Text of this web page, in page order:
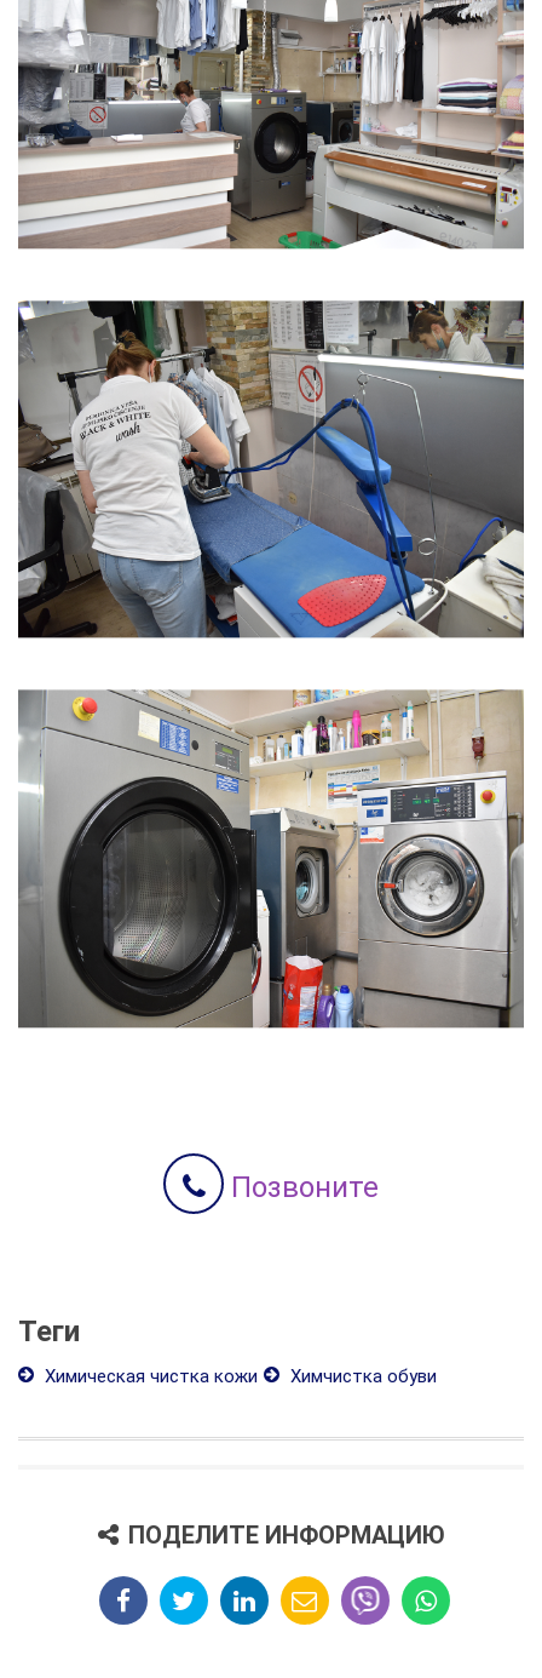
Позвоните
Теги
Химическая чистка кожи Химчистка обуви
ПОДЕЛИТЕ ИНФОРМАЦИЮ